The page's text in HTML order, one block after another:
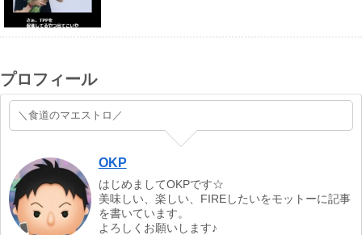
プロフィール
＼食道のマエストロ／
OKP
はじめましてOKPです☆
美味しい、楽しい、FIREしたいをモットーに記事
を書いています。
よろしくお願いします♪